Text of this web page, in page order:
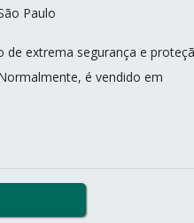
Paulo
extrema segurança e
é vendido em